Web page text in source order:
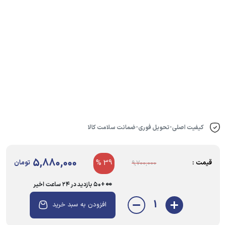
کیفیت اصلی-تحویل فوری-ضمانت سلامت کالا
قیمت : 9,700,000
39 %
5,880,000 تومان
1
👀 +۵۰ بازدید در ۲۴ ساعت اخیر
افزودن به سبد خرید